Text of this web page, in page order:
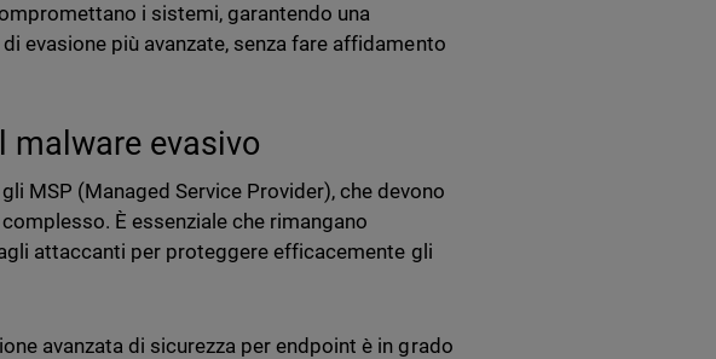
i sistemi, garantendo una
evasione più avanzate, senza fare affidamento
malware evasivo
MSP (Managed Service Provider), che devono
È essenziale che rimangano
attaccanti per proteggere efficacemente gli
avanzata di sicurezza per endpoint è in grado